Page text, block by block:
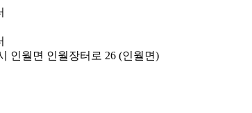
인월면 인월장터로 26 (인월면)